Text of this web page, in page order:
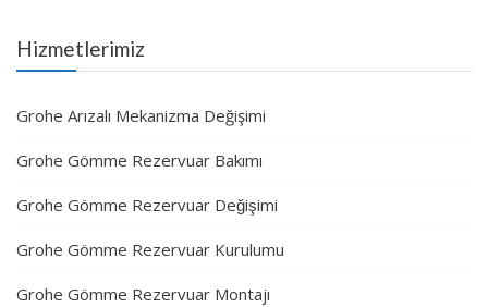
Hizmetlerimiz
Grohe Arızalı Mekanizma Değişimi
Grohe Gömme Rezervuar Bakımı
Grohe Gömme Rezervuar Değişimi
Grohe Gömme Rezervuar Kurulumu
Grohe Gömme Rezervuar Montajı